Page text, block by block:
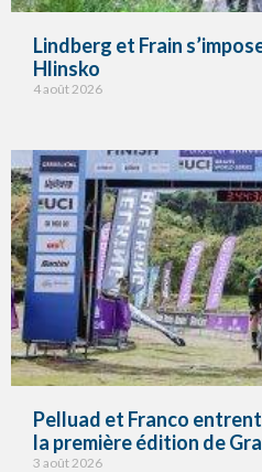
Lindberg et Frain
Hlinsko
4 août 2026
Pelluad et Franco
la première édition de
3 août 2026